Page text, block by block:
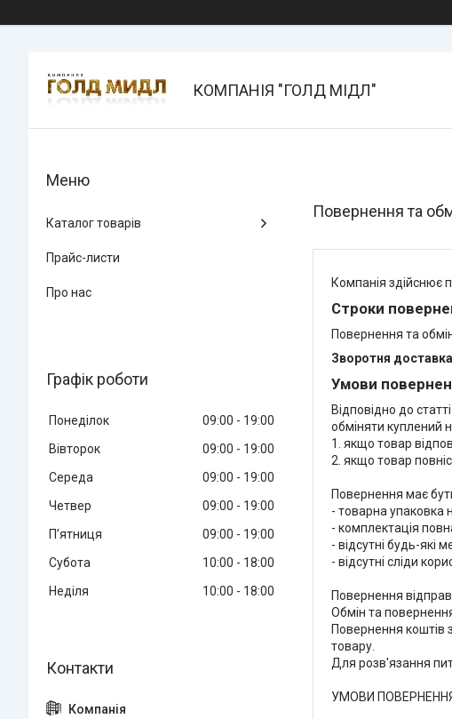
КОМПАНІЯ "ГОЛД МІДЛ"
Повернення та
Компанія здійснює
Строки
Повернення та
Зворотня
Умови
Відповідно до
обміняти куплений
1. якщо товар
2. якщо товар
Повернення має
- товарна упаковка
- комплектація
- відсутні будь-які
- відсутні сліди
Повернення
Обмін та
Повернення коштів
товару.
Для розв'язання
УМОВИ
Каталог товарів
Прайс-листи
Про нас
Графік роботи
Понеділок 09:00
19:00
Вівторок
09:00
19:00
Середа
09:00
19:00
Четвер
09:00
19:00
Пʼятниця
09:00
19:00
Субота
10:00
18:00
Неділя
10:00 18:00